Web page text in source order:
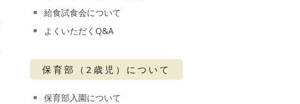
給食試食会について
よくいただくQ&A
保育部（2歳児）について
保育部入園について